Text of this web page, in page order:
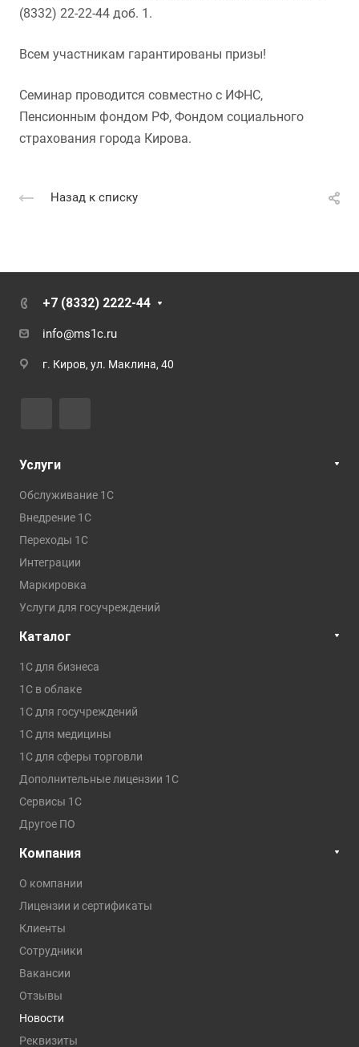
(8332) 22-22-44 доб. 1.
Всем участникам гарантированы призы!
Семинар проводится совместно с ИФНС,
Пенсионным фондом РФ, Фондом социального
страхования города Кирова.
Назад к списку
+7 (8332) 2222-44
info@ms1c.ru
г. Киров, ул. Маклина, 40
Услуги
Обслуживание 1С
Внедрение 1С
Переходы 1С
Интеграции
Маркировка
Услуги для госучреждений
Каталог
1С для бизнеса
1C в облаке
1С для госучреждений
1С для медицины
1С для сферы торговли
Дополнительные лицензии 1С
Сервисы 1С
Другое ПО
Компания
О компании
Лицензии и сертификаты
Клиенты
Сотрудники
Вакансии
Отзывы
Новости
Реквизиты